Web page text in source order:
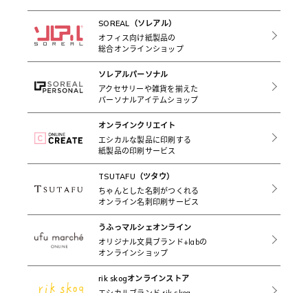
SOREAL（ソレアル）
オフィス向け紙製品の
総合オンラインショップ
ソレアルパーソナル
アクセサリーや雑貨を揃えた
パーソナルアイテムショップ
オンラインクリエイト
エシカルな製品に印刷する
紙製品の印刷サービス
TSUTAFU（ツタウ）
ちゃんとした名刺がつくれる
オンライン名刺印刷サービス
うふっマルシェオンライン
オリジナル文具ブランド+labの
オンラインショップ
rik skogオンラインストア